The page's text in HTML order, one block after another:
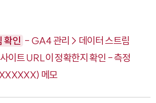
확인 - GA4 관리 > 데이터 스트림
이트 URL이 정확한지 확인 - 측정
메모